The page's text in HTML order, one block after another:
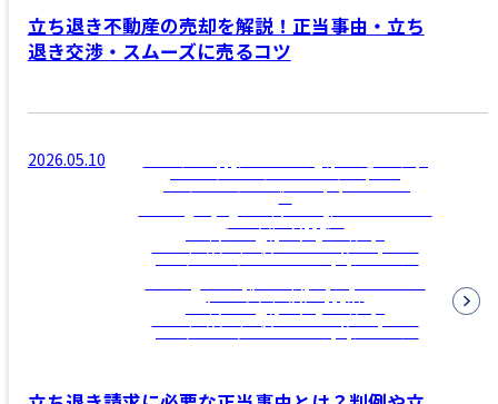
立ち退き不動産の売却を解説！正当事由・立ち
退き交渉・スムーズに売るコツ
2026.05.10
content/themes/c-realestate/template-
parts/archive/archive-news.php on line12
">
: Trying to access array offset on false in
/home/clamppy/c-
realestate.jp/public_html/wp-
content/themes/c-realestate/template-
parts/archive/archive-news.phpon line12
null in /home/clamppy/c-
realestate.jp/public_html/wp-
content/themes/c-realestate/template-
parts/archive/archive-news.phpon line12